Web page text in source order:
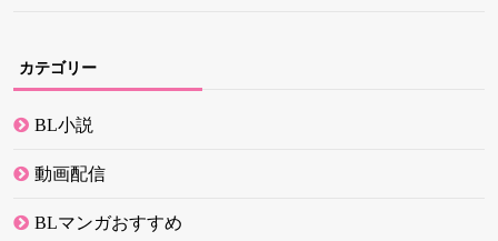
カテゴリー
BL小説
動画配信
BLマンガおすすめ